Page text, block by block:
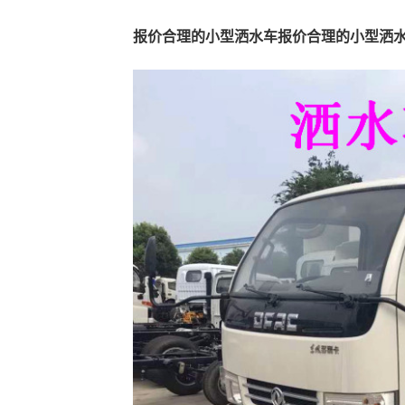
报价合理的小型洒水车报价合理的小型洒